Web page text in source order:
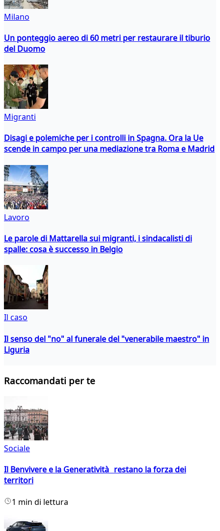
Milano
Un ponteggio aereo di 60 metri per restaurare il tiburio
del Duomo
Migranti
Disagi e polemiche per i controlli in Spagna. Ora la Ue
scende in campo per una mediazione tra Roma e Madrid
Lavoro
Le parole di Mattarella sui migranti, i sindacalisti di
spalle: cosa è successo in Belgio
Il caso
Il senso del "no" al funerale del "venerabile maestro" in
Liguria
Raccomandati per te
Sociale
Il Benvivere e la Generatività restano la forza dei
territori
1 min di lettura